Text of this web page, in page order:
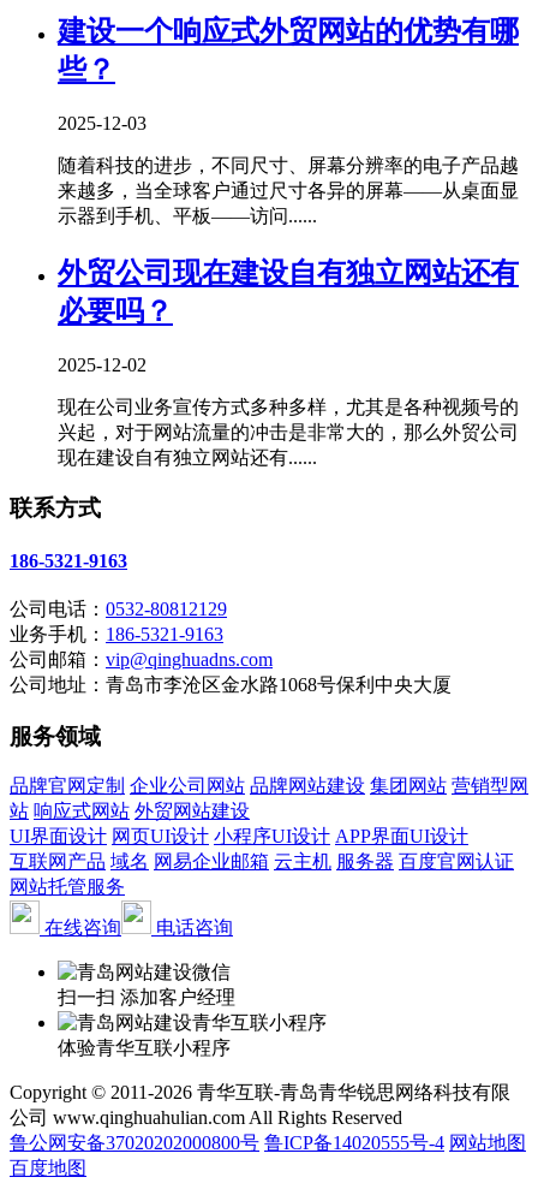
建设一个响应式外贸网站的优势有哪
些？
2025-12-03
随着科技的进步，不同尺寸、屏幕分辨率的电子产品越
来越多，当全球客户通过尺寸各异的屏幕——从桌面显
示器到手机、平板——访问......
外贸公司现在建设自有独立网站还有
必要吗？
2025-12-02
现在公司业务宣传方式多种多样，尤其是各种视频号的
兴起，对于网站流量的冲击是非常大的，那么外贸公司
现在建设自有独立网站还有......
联系方式
186-5321-9163
公司电话： 0532-80812129
业务手机： 186-5321-9163
公司邮箱： vip@qinghuadns.com
公司地址：青岛市李沧区金水路1068号保利中央大厦
服务领域
品牌官网定制 企业公司网站 品牌网站建设 集团网站 营销型网
站 响应式网站 外贸网站建设
UI界面设计 网页UI设计 小程序UI设计 APP界面UI设计
互联网产品 域名 网易企业邮箱 云主机 服务器 百度官网认证
网站托管服务
在线咨询
电话咨询
扫一扫 添加客户经理
体验青华互联小程序
Copyright © 2011-2026 青华互联-青岛青华锐思网络科技有限
公司 www.qinghuahulian.com All Rights Reserved
鲁公网安备37020202000800号 鲁ICP备14020555号-4 网站地图
百度地图